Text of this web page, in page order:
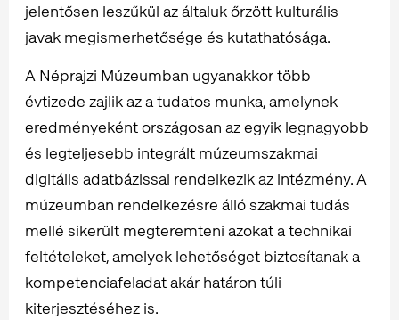
jelentősen leszűkül az általuk őrzött kulturális
javak megismerhetősége és kutathatósága.
A Néprajzi Múzeumban ugyanakkor több
évtizede zajlik az a tudatos munka, amelynek
eredményeként országosan az egyik legnagyobb
és legteljesebb integrált múzeumszakmai
digitális adatbázissal rendelkezik az intézmény. A
múzeumban rendelkezésre álló szakmai tudás
mellé sikerült megteremteni azokat a technikai
feltételeket, amelyek lehetőséget biztosítanak a
kompetenciafeladat akár határon túli
kiterjesztéséhez is.